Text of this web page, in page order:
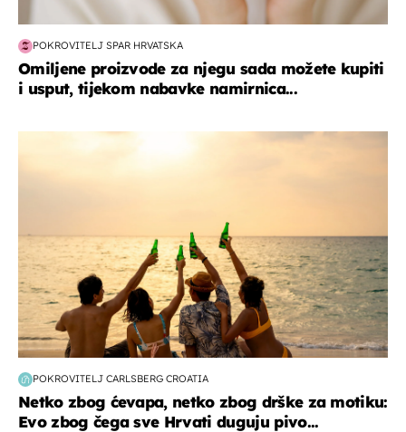
POKROVITELJ SPAR HRVATSKA
Omiljene proizvode za njegu sada možete kupiti
i usput, tijekom nabavke namirnica...
POKROVITELJ CARLSBERG CROATIA
Netko zbog ćevapa, netko zbog drške za motiku:
Evo zbog čega sve Hrvati duguju pivo...